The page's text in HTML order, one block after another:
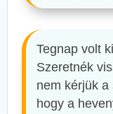
Tegnap volt
Szeretnék
nem kérjük a
hogy a